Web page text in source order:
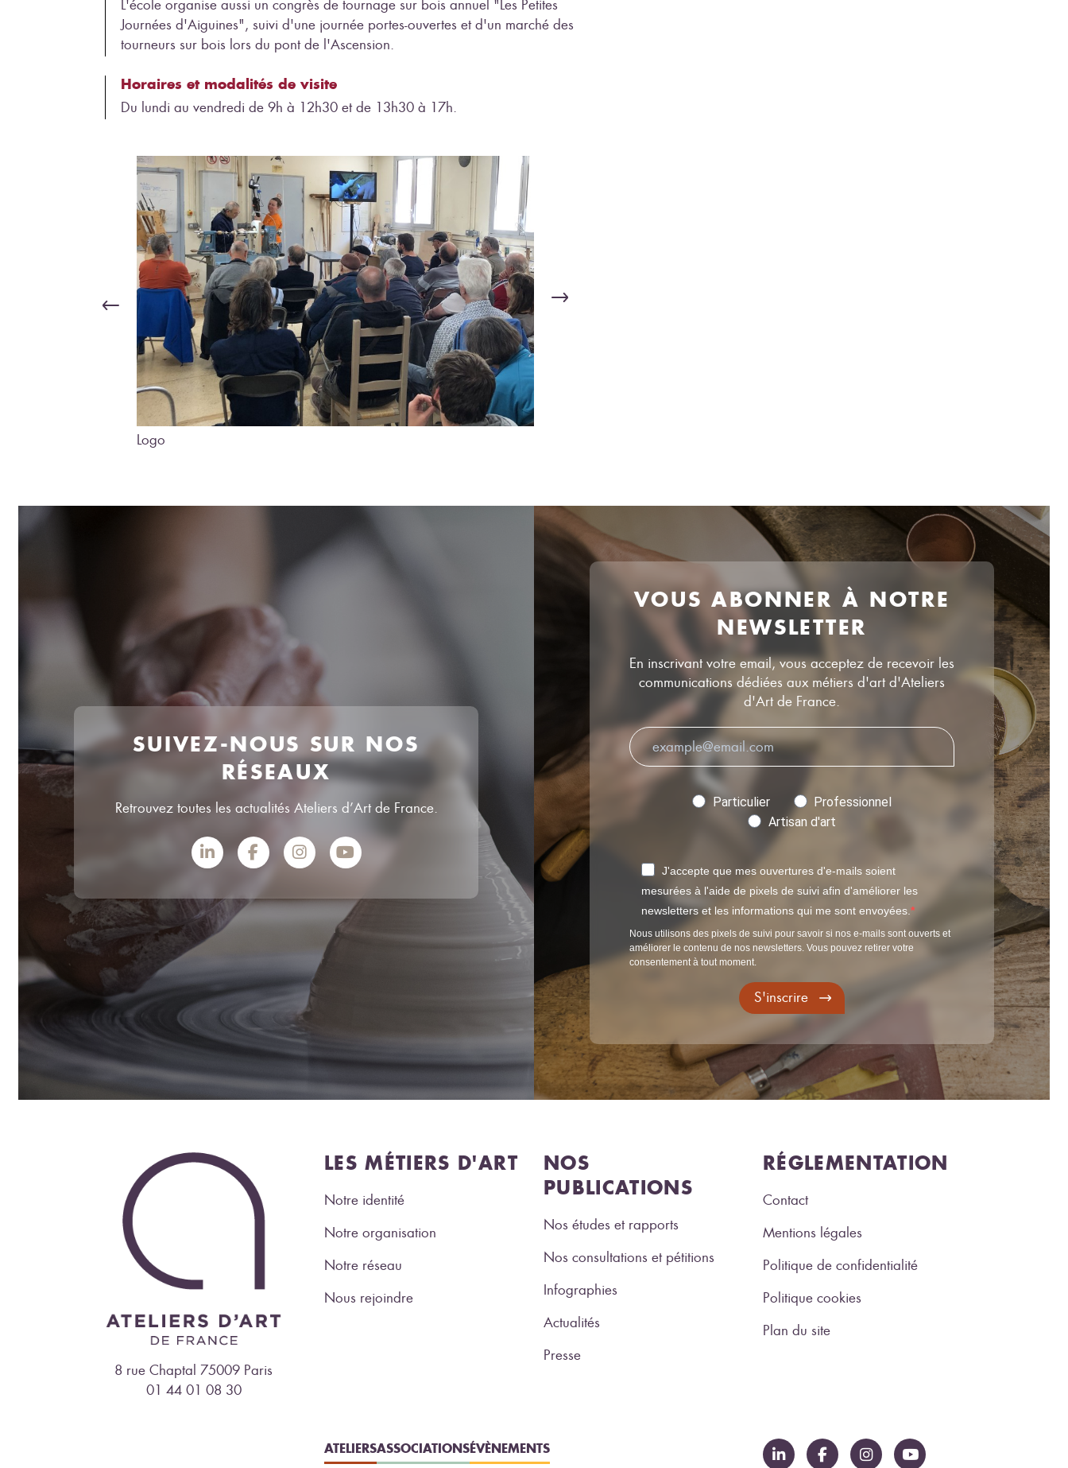
L'école organise aussi un congrès de tournage sur bois annuel "Les Petites
Journées d'Aiguines", suivi d'une journée portes-ouvertes et d'un marché des
tourneurs sur bois lors du pont de l'Ascension.
Horaires et modalités de visite
Du lundi au vendredi de 9h à 12h30 et de 13h30 à 17h.
Logo
SUIVEZ-NOUS SUR NOS
RÉSEAUX
Retrouvez toutes les actualités Ateliers d’Art de France.
VOUS ABONNER À NOTRE
NEWSLETTER
En inscrivant votre email, vous acceptez de recevoir les
communications dédiées aux métiers d'art d'Ateliers
d'Art de France.
Particulier
Professionnel
Artisan d'art
J'accepte que mes ouvertures d'e-mails soient
mesurées à l'aide de pixels de suivi afin d'améliorer les
newsletters et les informations qui me sont envoyées.
Nous utilisons des pixels de suivi pour savoir si nos e-mails sont ouverts et
améliorer le contenu de nos newsletters. Vous pouvez retirer votre
consentement à tout moment.
S'inscrire
8 rue Chaptal 75009 Paris
01 44 01 08 30
LES MÉTIERS D'ART
Notre identité
Notre organisation
Notre réseau
Nous rejoindre
NOS
PUBLICATIONS
Nos études et rapports
Nos consultations et pétitions
Infographies
Actualités
Presse
RÉGLEMENTATION
Contact
Mentions légales
Politique de confidentialité
Politique cookies
Plan du site
ATELIERSASSOCIATIONSÉVÈNEMENTS